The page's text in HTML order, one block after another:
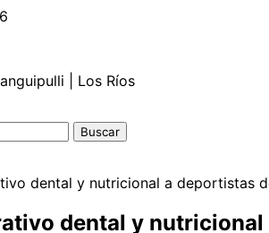
| Los Ríos
dental y nutricional a deportistas
dental y